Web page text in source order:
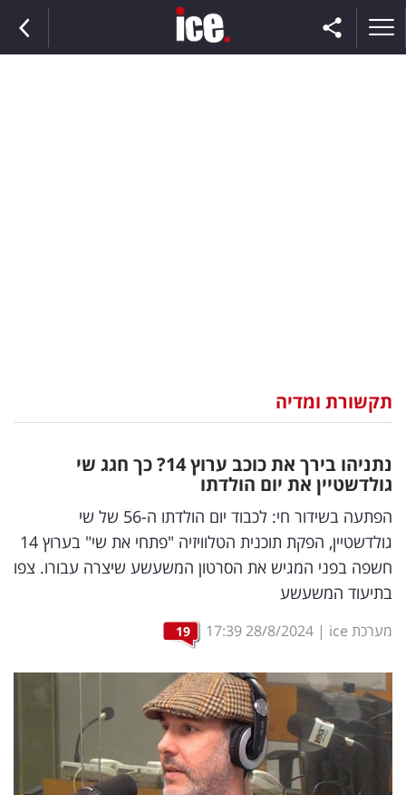
וצרכנות
דיגיטל
וטק
שיווק
ופרסום
משפט
מדדים
ומחקרים
דעות
רכילות
תקשורת ומדיה
נתניהו בירך את כוכב ערוץ 14? כך חגג שי
גולדשטיין את יום הולדתו
הפתעה בשידור חי: לכבוד יום הולדתו ה-56 של שי
גולדשטיין, הפקת תוכנית הטלוויזיה "פתחי את שי" בערוץ 14
חשפה בפני המגיש את הסרטון המשעשע שיצרה עבורו. צפו
בתיעוד המשעשע
מערכת ice |
28/8/2024
17:39
19